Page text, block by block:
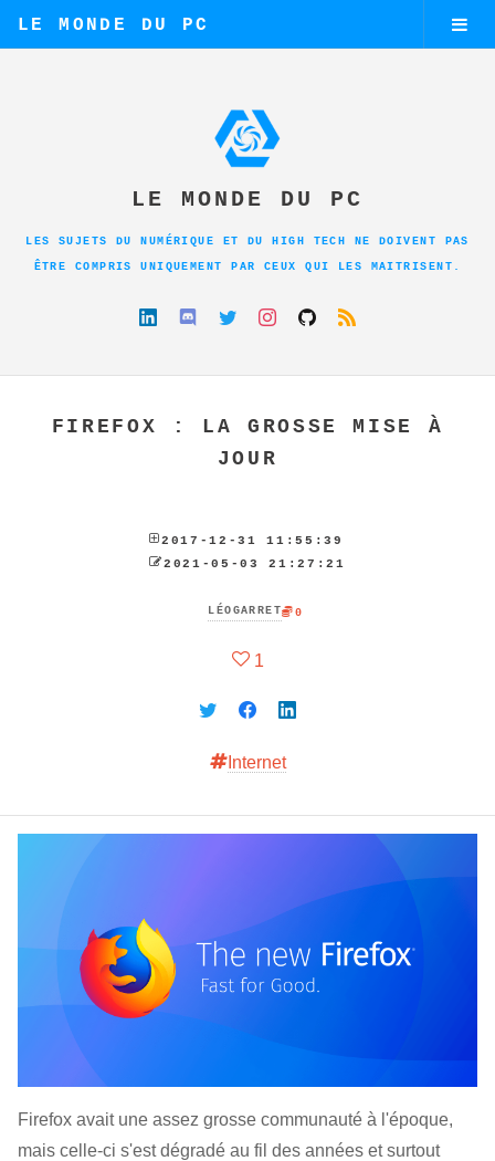
LE MONDE DU PC
LE MONDE DU PC
LES SUJETS DU NUMÉRIQUE ET DU HIGH TECH NE DOIVENT PAS
ÊTRE COMPRIS UNIQUEMENT PAR CEUX QUI LES MAITRISENT.
FIREFOX : LA GROSSE MISE À
JOUR
2017-12-31 11:55:39
2021-05-03 21:27:21
0
LÉOGARRET
1
Internet
Firefox avait une assez grosse communauté à l'époque,
mais celle-ci s'est dégradé au fil des années et surtout